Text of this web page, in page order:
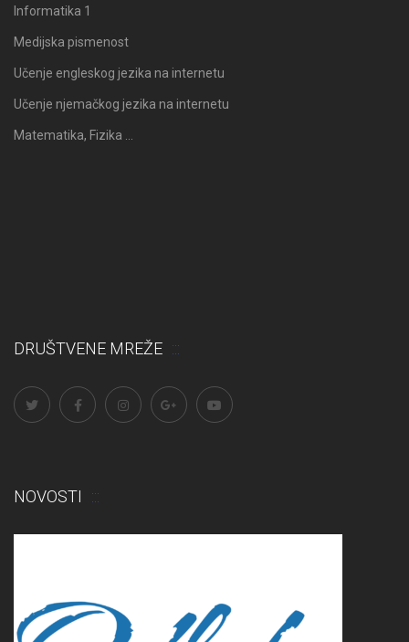
Informatika 1
Medijska pismenost
Učenje engleskog jezika na internetu
Učenje njemačkog jezika na internetu
Matematika, Fizika …
DRUŠTVENE MREŽE
NOVOSTI